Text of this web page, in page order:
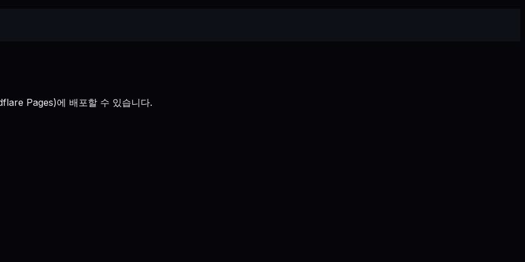
Pages)에 배포할 수 있습니다.